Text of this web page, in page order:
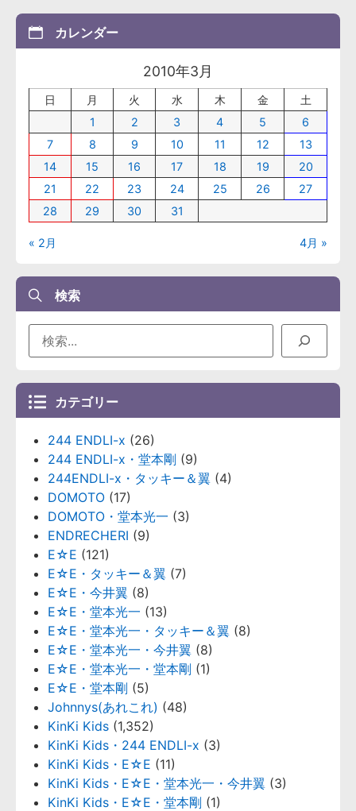
カレンダー
2010年3月
日 月 火 水 木 金
土
1
2 3 4 5
6
7
8 9 10 11 12
13
14
15 16 17 18 19
20
21
22 23 24 25 26
27
28
29 30 31
« 2月 4月 »
検索
カテゴリー
244 ENDLI-x (26)
244 ENDLI-x・堂本剛 (9)
244ENDLI-x・タッキー＆翼 (4)
DOMOTO (17)
DOMOTO・堂本光一 (3)
ENDRECHERI (9)
E☆E (121)
E☆E・タッキー＆翼 (7)
E☆E・今井翼 (8)
E☆E・堂本光一 (13)
E☆E・堂本光一・タッキー＆翼 (8)
E☆E・堂本光一・今井翼 (8)
E☆E・堂本光一・堂本剛 (1)
E☆E・堂本剛 (5)
Johnnys(あれこれ) (48)
KinKi Kids (1,352)
KinKi Kids・244 ENDLI-x (3)
KinKi Kids・E☆E (11)
KinKi Kids・E☆E・堂本光一・今井翼 (3)
KinKi Kids・E☆E・堂本剛 (1)